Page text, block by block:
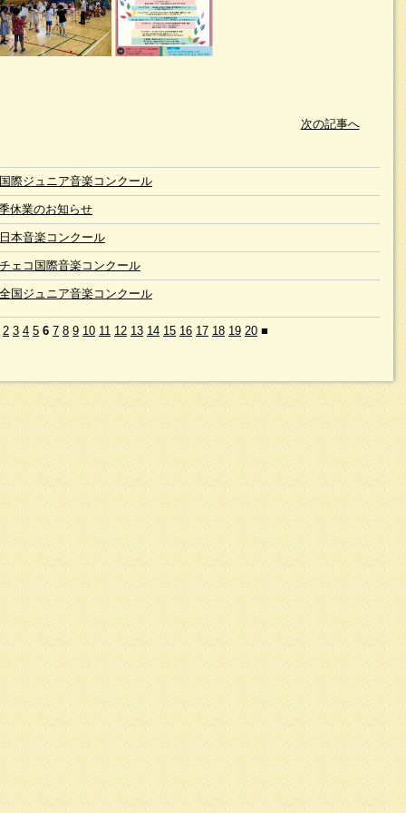
次の記事へ
際ジュニア音楽コンクール
休業のお知らせ
本音楽コンクール
ェコ国際音楽コンクール
国ジュニア音楽コンクール
2 3 4 5 6 7 8 9 10 11 12 13 14 15 16 17 18 19 20 ■